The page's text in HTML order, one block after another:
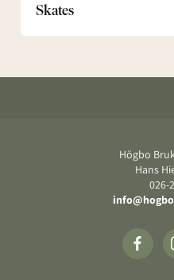
Skates
Högbo
Hans
‍026-